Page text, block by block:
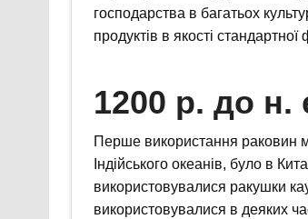
господарства в багатьох
продуктів в якості
1200 р. до н.
Перше використання раковин
Індійського океанів, було в
використовувалися ракушки
використовувалися в деяких